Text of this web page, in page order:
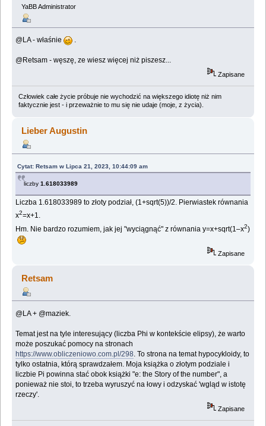
YaBB Administrator
@LA - właśnie .
@Retsam - węszę, ze wiesz więcej niż piszesz...
Zapisane
Człowiek całe życie próbuje nie wychodzić na większego idiotę niż nim
faktycznie jest - i przeważnie to mu się nie udaje (moje, z życia).
Lieber Augustin
Cytat: Retsam w Lipca 21, 2023, 10:44:09 am
liczby1.618033989
Liczba 1.618033989 to złoty podział, (1+sqrt(5))/2. Pierwiastek równania
x2=x+1.
Hm. Nie bardzo rozumiem, jak jej "wyciągnąć" z równania y=x+sqrt(1–x2)
Zapisane
Retsam
@LA + @maziek.
Temat jest na tyle interesujący (liczba Phi w kontekście elipsy), że warto
może poszukać pomocy na stronach
https://www.obliczeniowo.com.pl/298 . To strona na temat hypocykloidy, to
tylko ostatnia, którą sprawdzałem. Moja książka o złotym podziale i
liczbie Pi powinna stać obok książki "e: the Story of the number", a
ponieważ nie stoi, to trzeba wyruszyć na łowy i odzyskać 'wgląd w istotę
rzeczy'.
Zapisane